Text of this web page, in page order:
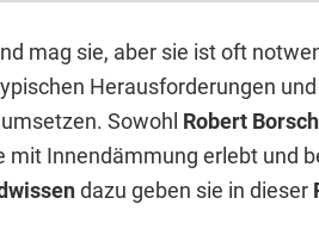
mag sie, aber sie ist oft
Herausforderungen
Sowohl Robert
mit Innendämmung erlebt und
dazu geben sie in dieser